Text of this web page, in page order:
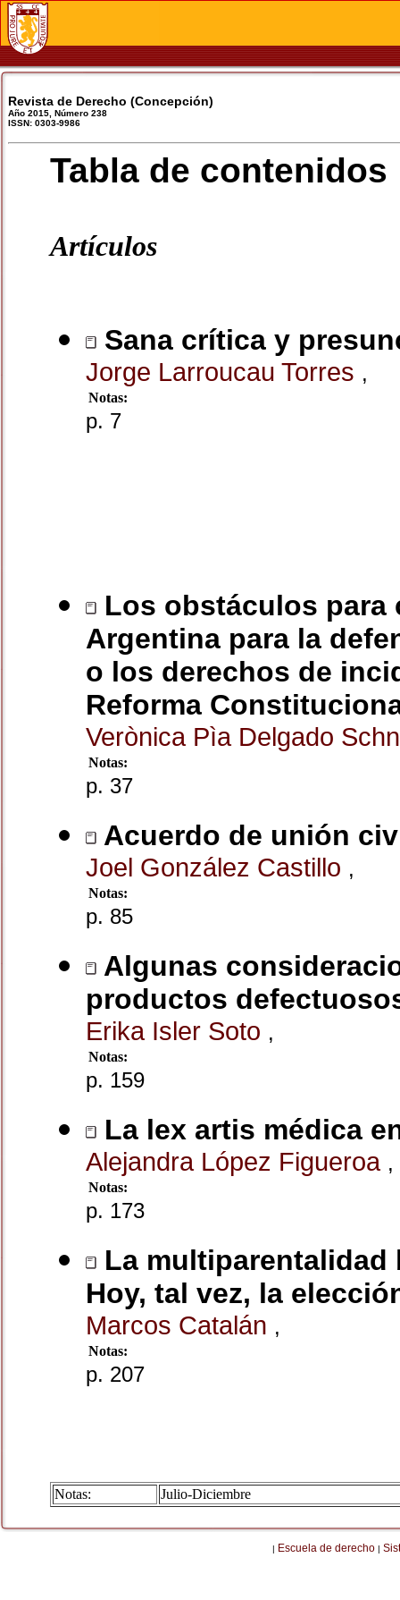
Revista de Derecho (Concepción)
Año 2015, Número 238
ISSN: 0303-9986
Tabla de contenidos
Artículos
Sana crítica y
Jorge Larroucau Torres ,
Notas:
p. 7
Los obstáculos para
Argentina para la
o los derechos de
Reforma
Verònica Pìa Delgado
Notas:
p. 37
Acuerdo de unión
Joel González Castillo ,
Notas:
p. 85
Algunas
productos
Erika Isler Soto ,
Notas:
p. 159
La lex artis médica
Alejandra López Figueroa ,
Notas:
p. 173
La
Hoy, tal vez, la
Marcos Catalán ,
Notas:
p. 207
Notas: Julio-Diciembre
| Escuela de derecho |